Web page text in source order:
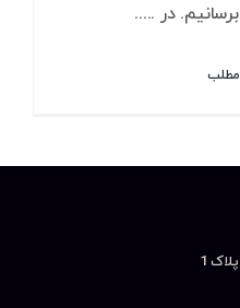
در .....
مطلب
1